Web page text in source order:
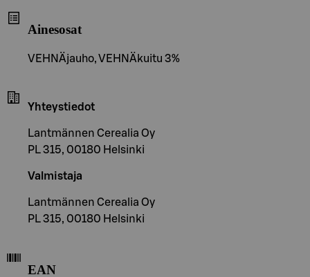
Ainesosat
VEHNÄjauho, VEHNÄkuitu 3%
Yhteystiedot
Lantmännen Cerealia Oy
PL 315, 00180 Helsinki
Valmistaja
Lantmännen Cerealia Oy
PL 315, 00180 Helsinki
EAN